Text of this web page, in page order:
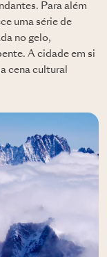
Para além
uma série de
no gelo,
A cidade em si
cena cultural